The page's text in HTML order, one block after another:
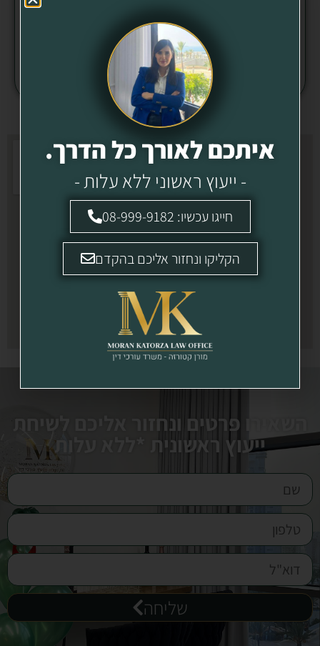
שליחה
השאירו פרטים ונחזור אליכם לשיחת
ייעוץ ראשונית *ללא עלות
שליחה
איתכם לאורך כל הדרך.
- ייעוץ ראשוני ללא עלות -
חייגו עכשיו: 08-999-9182
הקליקו ונחזור אליכם בהקדם